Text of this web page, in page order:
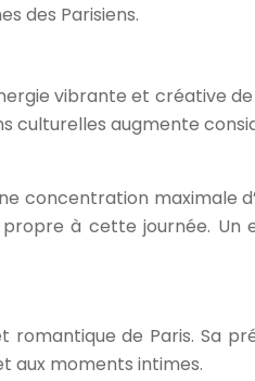
des Parisiens.
vibrante et créative
culturelles augmente
concentration maximale
à cette journée. Un
romantique de Paris. Sa
aux moments intimes.